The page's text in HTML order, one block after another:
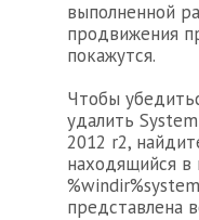
выполненной
продвижения
покажутся.
Чтобы
удалить
2012 r2,
находящийся в
представлена